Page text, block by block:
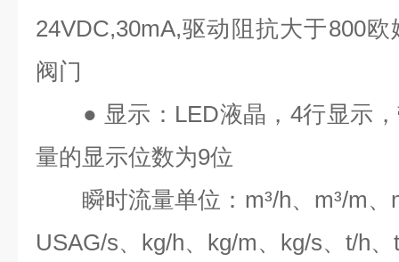
24VDC,30mA,驱动阻抗大于800欧
阀门
● 显示： LED液晶， 4行显示
量的显示位数为9位
瞬时流量单位： m³/h、 m³/m、
USAG/s、 kg/h、 kg/m、 kg/s、 t/h、